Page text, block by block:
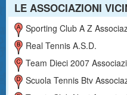
LE ASSOCIAZIONI
Sporting Club A Z
Real Tennis A.s.d.
Team Dieci 2007
Scuola Tennis Btv